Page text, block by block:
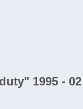
1995 - 02